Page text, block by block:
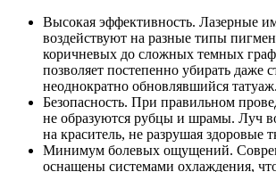
Высокая эффективность. Лазерные
воздействуют на разные типы
коричневых до сложных темных
позволяет постепенно убирать даже
неоднократно обновлявшийся татуаж.
Безопасность. При правильном
не образуются рубцы и шрамы. Луч
на краситель, не разрушая здоровые
Минимум болевых ощущений.
оснащены системами охлаждения,